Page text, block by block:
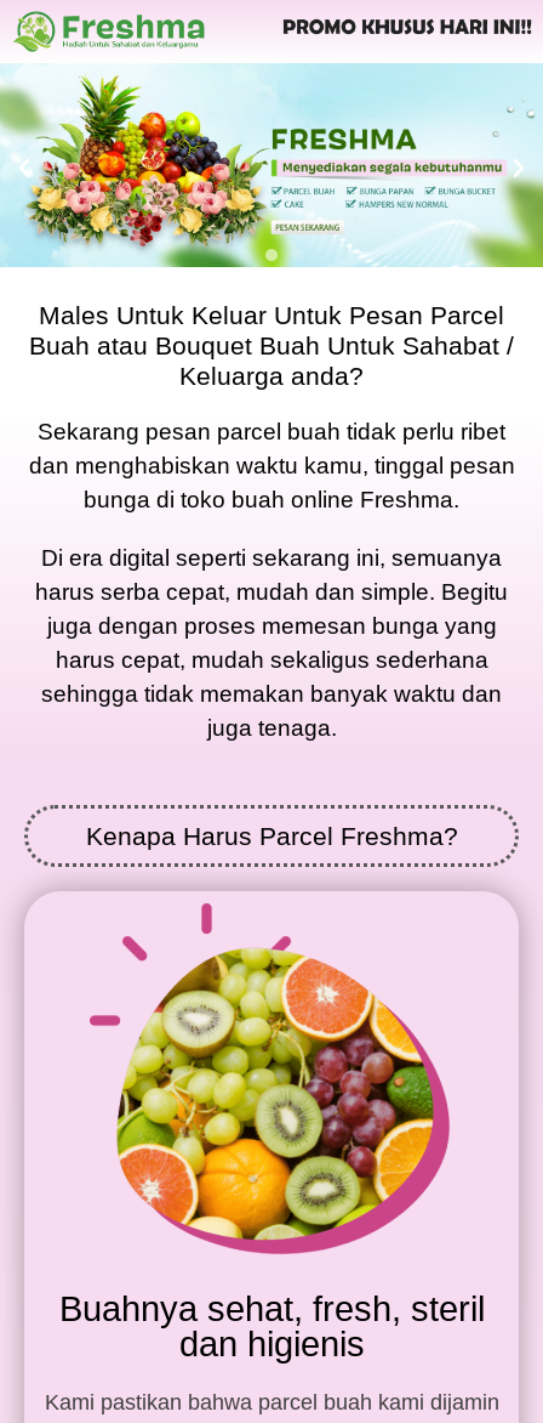
Males Untuk Keluar Untuk Pesan Parcel
Buah atau Bouquet Buah Untuk Sahabat /
Keluarga anda?
Sekarang pesan parcel buah tidak perlu ribet
dan menghabiskan waktu kamu, tinggal pesan
bunga di toko buah online Freshma.
Di era digital seperti sekarang ini, semuanya
harus serba cepat, mudah dan simple. Begitu
juga dengan proses memesan bunga yang
harus cepat, mudah sekaligus sederhana
sehingga tidak memakan banyak waktu dan
juga tenaga.
Kenapa Harus Parcel Freshma?
Buahnya sehat, fresh, steril
dan higienis
Kami pastikan bahwa parcel buah kami dijamin